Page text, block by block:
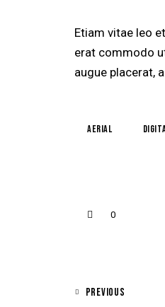
Etiam vitae leo
erat commodo
augue placerat,
aerial
0
PREVIOUS